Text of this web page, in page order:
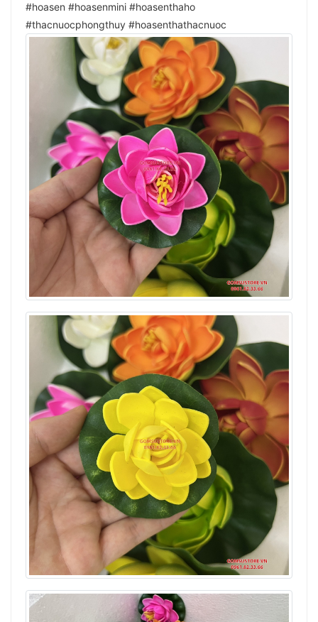
#hoasen #hoasenmini #hoasenthaho
#thacnuocphongthuy #hoasenthathacnuoc